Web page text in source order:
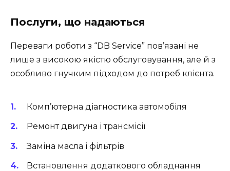
Послуги, що надаються
Переваги роботи з “DB Service” пов’язані не
лише з високою якістю обслуговування, але й з
особливо гнучким підходом до потреб клієнта.
Комп’ютерна діагностика автомобіля
Ремонт двигуна і трансмісії
Заміна масла і фільтрів
Встановлення додаткового обладнання